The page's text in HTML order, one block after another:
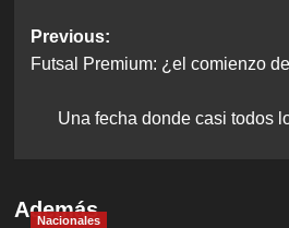
Post
navigation
Previous:
Futsal Premium: ¿el comienzo
Una fecha donde casi todos
Además
Nacionales